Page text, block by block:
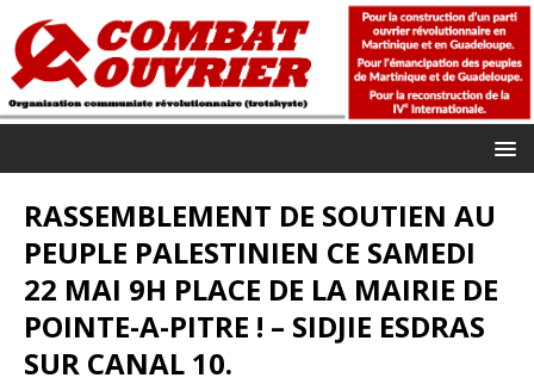
RASSEMBLEMENT DE SOUTIEN AU
PEUPLE PALESTINIEN CE SAMEDI
22 MAI 9H PLACE DE LA MAIRIE DE
POINTE-A-PITRE ! – SIDJIE ESDRAS
SUR CANAL 10.